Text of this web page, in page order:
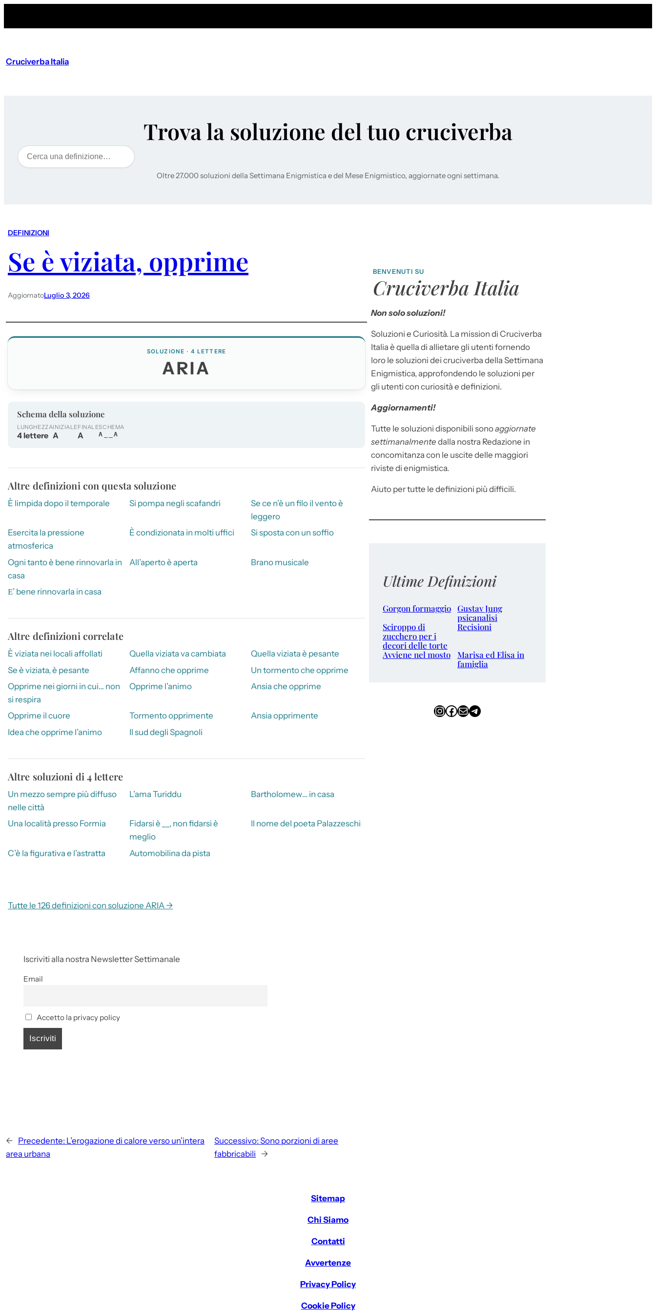
Cruciverba Italia
Trova la soluzione del tuo cruciverba
Cerca
Oltre 27.000 soluzioni della Settimana Enigmistica e del Mese Enigmistico, aggiornate ogni settimana.
DEFINIZIONI
Se è viziata, opprime
AggiornatoLuglio 3, 2026
SOLUZIONE · 4 LETTERE
ARIA
Schema della soluzione
LUNGHEZZA
4 lettere
INIZIALE
A
FINALE
A
SCHEMA
A__A
Altre definizioni con questa soluzione
È limpida dopo il temporale Si pompa negli scafandri
Se ce n’è un filo il vento è
leggero
Esercita la pressione
atmosferica
È condizionata in molti uffici Si sposta con un soffio
Ogni tanto è bene rinnovarla in
casa
All’aperto è aperta Brano musicale
Ε’ bene rinnovarla in casa
Altre definizioni correlate
È viziata nei locali affollati Quella viziata va cambiata
Quella viziata è pesante
Se è viziata, è pesante
Affanno che opprime
Un tormento che opprime
Opprime nei giorni in cui… non
si respira
Opprime l’animo Ansia che opprime
Opprime il cuore Tormento opprimente
Ansia opprimente
Idea che opprime l’animo
Il sud degli Spagnoli
Altre soluzioni di 4 lettere
Un mezzo sempre più diffuso
nelle città
L’ama Turiddu Bartholomew… in casa
Una località presso Formia
Fidarsi è __, non fidarsi è
meglio
Il nome del poeta Palazzeschi
C’è la figurativa e l’astratta Automobilina da pista
Tutte le 126 definizioni con soluzione ARIA →
Iscriviti alla nostra Newsletter Settimanale
Email
Accetto la privacy policy
← Precedente: L’erogazione di calore verso un’intera
area urbana
Successivo: Sono porzioni di aree
fabbricabili
→
BENVENUTI SU
Cruciverba Italia
Non solo soluzioni!
Soluzioni e Curiosità. La mission di Cruciverba
Italia è quella di allietare gli utenti fornendo
loro le soluzioni dei cruciverba della Settimana
Enigmistica, approfondendo le soluzioni per
gli utenti con curiosità e definizioni.
Aggiornamenti!
Tutte le soluzioni disponibili sonoaggiornate
settimanalmente dalla nostra Redazione in
concomitanza con le uscite delle maggiori
riviste di enigmistica.
Aiuto per tutte le definizioni più difficili.
Ultime Definizioni
Gorgon formaggio Gustav Jung
psicanalisi
Sciroppo di
zucchero per i
decori delle torte
Recisioni
Avviene nel mosto
Marisa ed Elisa in
famiglia
InstagramFacebook Email Telegram
Sitemap
Chi Siamo
Contatti
Avvertenze
Privacy Policy
Cookie Policy